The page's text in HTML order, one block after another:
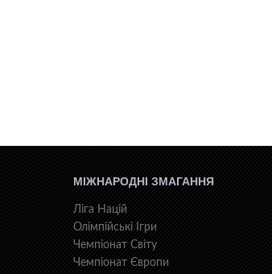
МІЖНАРОДНІ ЗМАГАННЯ
Ліга Націй
Олімпійські Ігри
Чемпіонат Світу
Чемпіонат Європи